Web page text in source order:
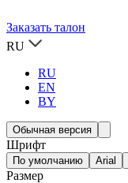
Заказать талон
RU
RU
EN
BY
Обычная версия
Шрифт
По умолчанию Arial
Размер